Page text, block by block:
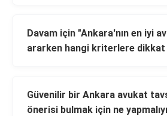
Davam için "Ankara'nın en iyi
ararken hangi kriterlere dikkat
Güvenilir bir Ankara avukat
önerisi bulmak için ne